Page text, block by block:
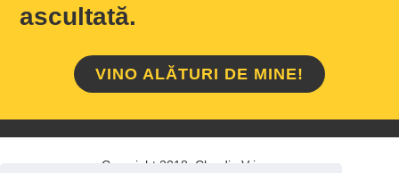
ascultată.
VINO ALĂTURI DE MINE!
Copyright 2018 Claudiu Vrinceanu